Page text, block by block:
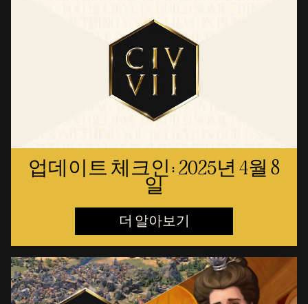
업데이트 체크인: 2025년 4월 8
일
더 알아보기